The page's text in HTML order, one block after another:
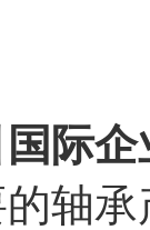
际企
轴